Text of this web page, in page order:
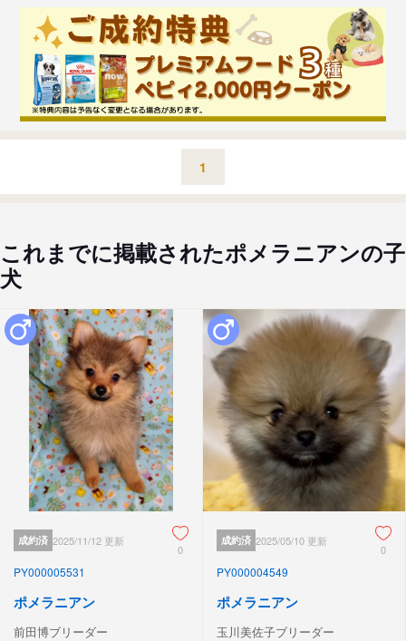
1
これまでに掲載されたポメラニアンの子
犬
成約済 2025/11/12 更新
0
PY000005531
ポメラニアン
前田博ブリーダー
成約済 2025/05/10 更新
0
PY000004549
ポメラニアン
玉川美佐子ブリーダー